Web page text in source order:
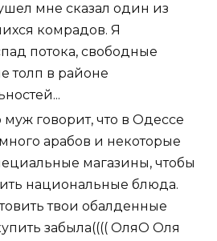
мне сказал один из
комрадов. Я
потока, свободные
толп в районе
муж говорит, что в Одессе
арабов и некоторые
магазины, чтобы
национальные блюда.
твои обалденные
забыла(((( ОляО Оля